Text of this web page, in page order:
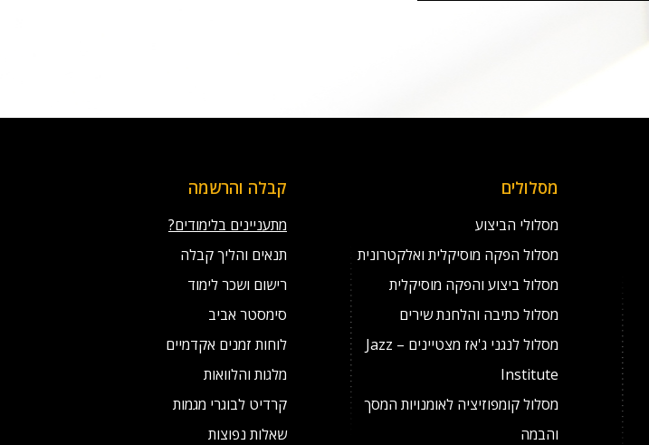
מסלולים
מסלולי הביצוע
מסלול הפקה מוסיקלית ואלקטרונית
מסלול ביצוע והפקה מוסיקלית
מסלול כתיבה והלחנת שירים
מסלול לנגני ג'אז מצטיינים – Jazz
Institute
מסלול קומפוזיציה לאומנויות המסך
והבמה
קבלה והרשמה
מתעניינים בלימודים?
תנאים והליך קבלה
רישום ושכר לימוד
סימסטר אביב
לוחות זמנים אקדמיים
מלגות והלוואות
קרדיט לבוגרי מגמות
שאלות נפוצות